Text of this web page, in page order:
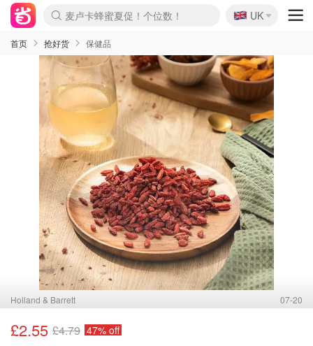
麦卢卡蜂蜜夏促！个位数！
Prada/Miu 4.8折！
啥？必胜客披萨5折！
🇬🇧
UK
首页 抢好货 保健品
Holland & Barrett 07-20
£2.55 £4.79 47% off